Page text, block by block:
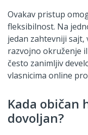
Ovakav pristup
fleksibilnost. Na
jedan zahtevniji sajt,
razvojno okruženje
često zanimljiv
vlasnicima online
Kada običan
dovoljan?